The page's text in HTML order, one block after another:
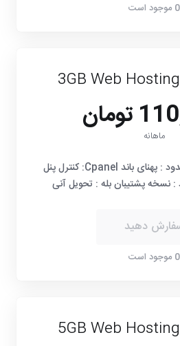
0 موجود است
3GB Web
ماهانه
3 گیگابایت : فضا نامحدود : پهنای باند Cpanel: کنترل پنل
: نسخه پشتیبان بله : تحویل آنی
دهید
0 موجود است
5GB Web